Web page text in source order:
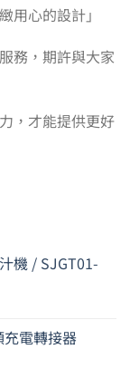
用心的設計」
務，期許與大家
，才能提供更好
機 / SJGT01-
充電轉接器